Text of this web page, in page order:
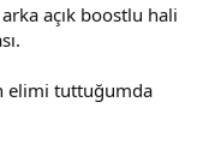
açık boostlu hali
elimi tuttuğumda